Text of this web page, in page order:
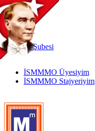
TR
|
EN
İnternetŞubesi
İSMMMO Üyesiyim
İSMMMO Stajyeriyim